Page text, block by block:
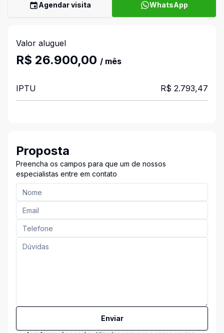
Agendar visita WhatsApp
Valor aluguel
R$ 26.900,00 / mês
IPTU R$ 2.793,47
Proposta
Preencha os campos para que um de nossos
especialistas entre em contato
Enviar